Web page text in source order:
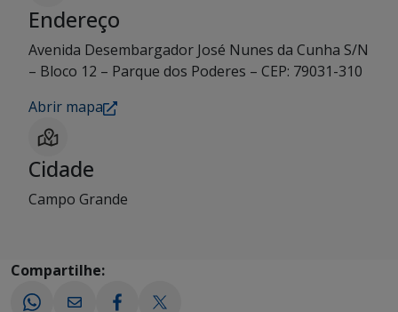
Endereço
Avenida Desembargador José Nunes da Cunha S/N
– Bloco 12 – Parque dos Poderes – CEP: 79031-310
Abrir mapa
Cidade
Campo Grande
Compartilhe: